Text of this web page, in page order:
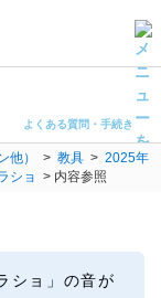
よくある質問・手続き
他） > 教具 > 2025年
ショ > 内容参照
ショ」の音が